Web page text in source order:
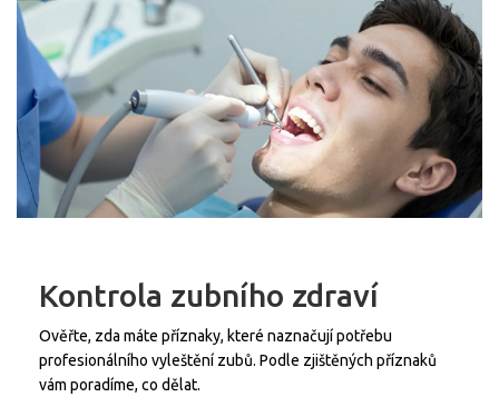
Kontrola zubního zdraví
Ověřte, zda máte příznaky, které naznačují potřebu
profesionálního vyleštění zubů. Podle zjištěných příznaků
vám poradíme, co dělat.